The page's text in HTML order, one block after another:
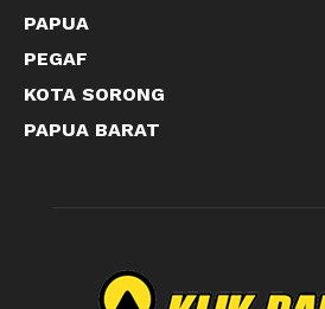
PAPUA
PEGAF
KOTA SORONG
PAPUA BARAT